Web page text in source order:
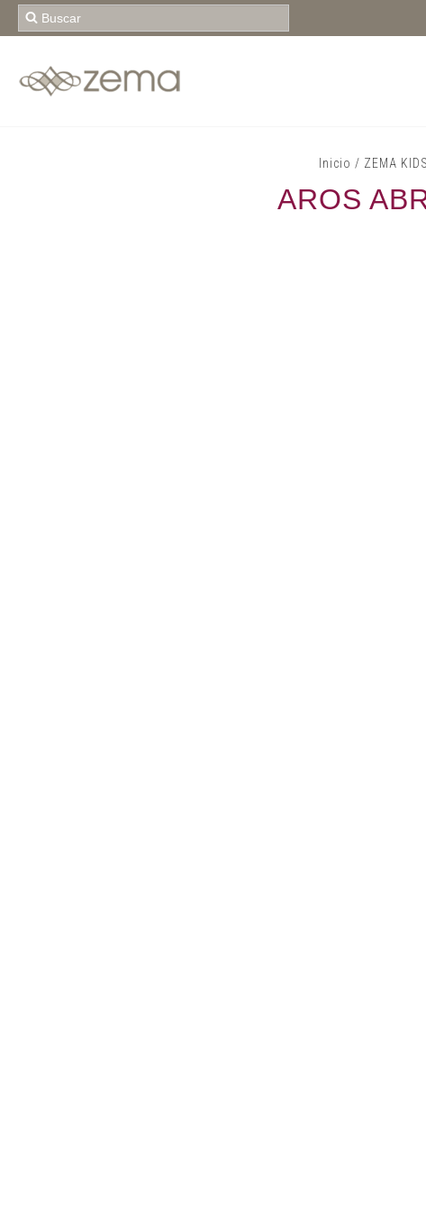
Inicio / ZEMA KIDS
AROS